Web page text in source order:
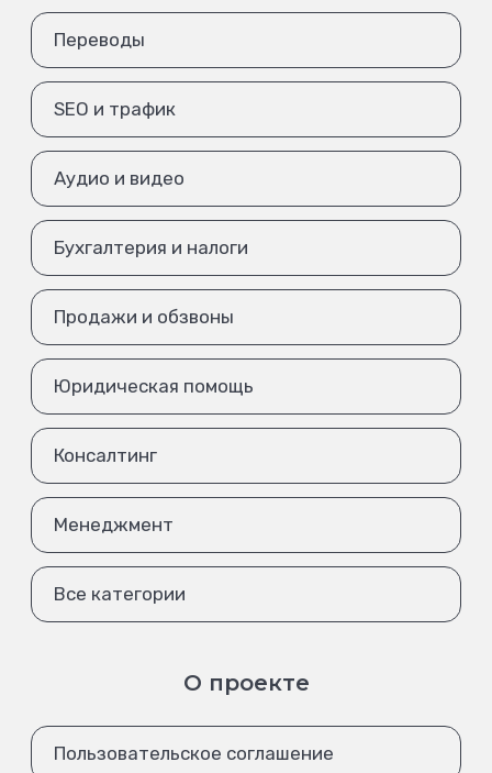
Переводы
SEO и трафик
Аудио и видео
Бухгалтерия и налоги
Продажи и обзвоны
Юридическая помощь
Консалтинг
Менеджмент
Все категории
О проекте
Пользовательское соглашение